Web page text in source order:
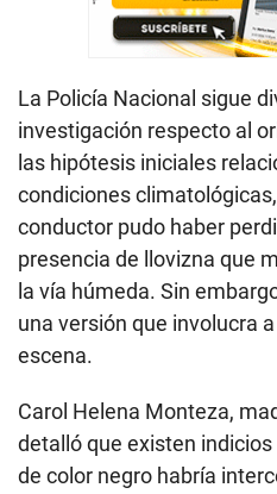
La Policía Nacional sigue
investigación respecto al
las hipótesis iniciales
condiciones
conductor pudo haber
presencia de llovizna que
la vía húmeda. Sin
una versión que involucra
escena.
Carol Helena Monteza,
detalló que existen
de color negro habría